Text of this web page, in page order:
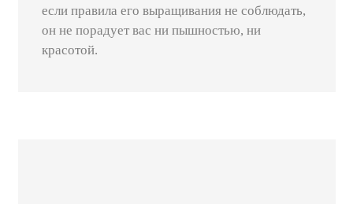
если правила его выращивания не соблюдать,
он не порадует вас ни пышностью, ни
красотой.